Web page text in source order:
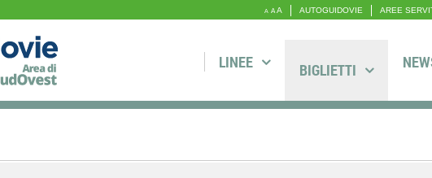
A A A AUTOGUIDOVIE AREE
LINEE BIGLIETTI